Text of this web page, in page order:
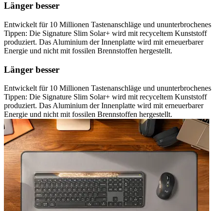
Länger besser
Entwickelt für 10 Millionen Tastenanschläge und ununterbrochenes
Tippen: Die Signature Slim Solar+ wird mit recyceltem Kunststoff
produziert. Das Aluminium der Innenplatte wird mit erneuerbarer
Energie und nicht mit fossilen Brennstoffen hergestellt.
Länger besser
Entwickelt für 10 Millionen Tastenanschläge und ununterbrochenes
Tippen: Die Signature Slim Solar+ wird mit recyceltem Kunststoff
produziert. Das Aluminium der Innenplatte wird mit erneuerbarer
Energie und nicht mit fossilen Brennstoffen hergestellt.